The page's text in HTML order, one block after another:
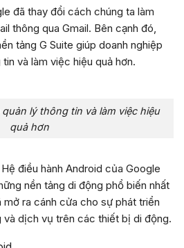
đã thay đổi cách chúng ta làm
thông qua Gmail. Bên cạnh đó,
tảng G Suite giúp doanh nghiệp
và làm việc hiệu quả hơn.
quản lý thông tin và làm việc hiệu
quả hơn
Hệ điều hành Android của Google
nền tảng di động phổ biến nhất
ra cánh cửa cho sự phát triển
và dịch vụ trên các thiết bị di động.